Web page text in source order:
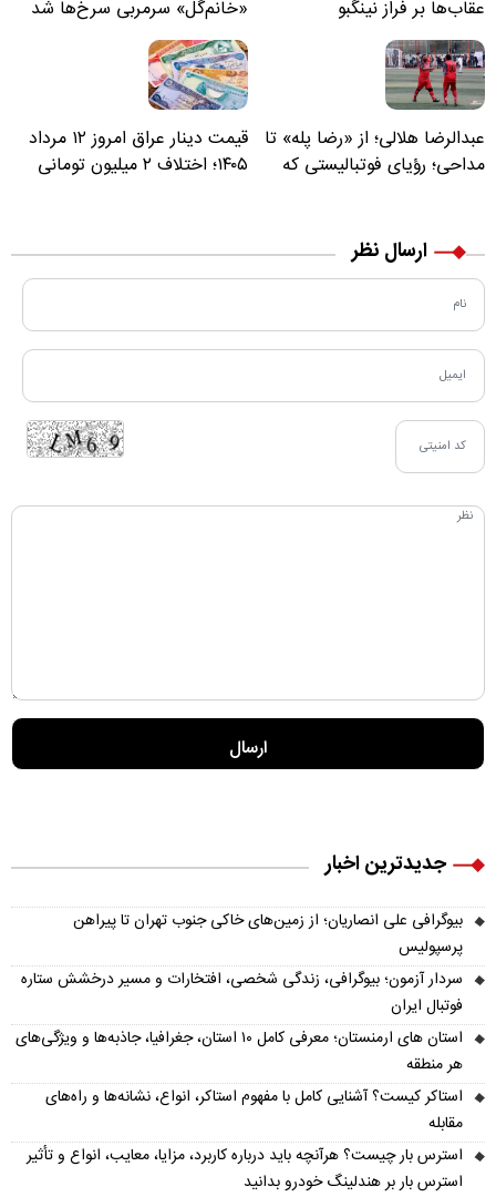
عقاب‌ها بر فراز نینگبو «خانم‌گل» سرمربی سرخ‌ها شد
عبدالرضا هلالی؛ از «رضا پله» تا
مداحی؛ رؤیای فوتبالیستی که
قیمت دینار عراق امروز ۱۲ مرداد
۱۴۰۵؛ اختلاف ۲ میلیون تومانی
ارسال نظر
جدیدترین اخبار
بیوگرافی علی انصاریان؛ از زمین‌های خاکی جنوب تهران تا پیراهن
پرسپولیس
سردار آزمون؛ بیوگرافی، زندگی شخصی، افتخارات و مسیر درخشش ستاره
فوتبال ایران
استان های ارمنستان؛ معرفی کامل ۱۰ استان، جغرافیا، جاذبه‌ها و ویژگی‌های
هر منطقه
استاکر کیست؟ آشنایی کامل با مفهوم استاکر، انواع، نشانه‌ها و راه‌های
مقابله
استرس بار چیست؟ هرآنچه باید درباره کاربرد، مزایا، معایب، انواع و تأثیر
استرس بار بر هندلینگ خودرو بدانید